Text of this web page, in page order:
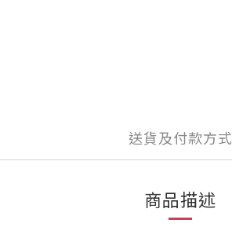
送貨及付款方式
商品描述